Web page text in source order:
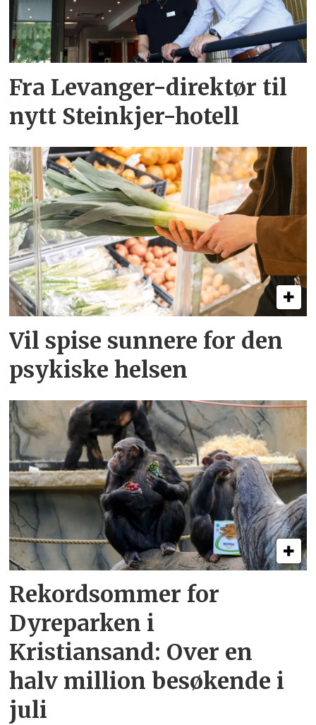
Fra Levanger-direktør til
nytt Steinkjer-hotell
Vil spise sunnere for den
psykiske helsen
Rekordsommer for
Dyreparken i
Kristiansand: Over en
halv million besøkende i
juli